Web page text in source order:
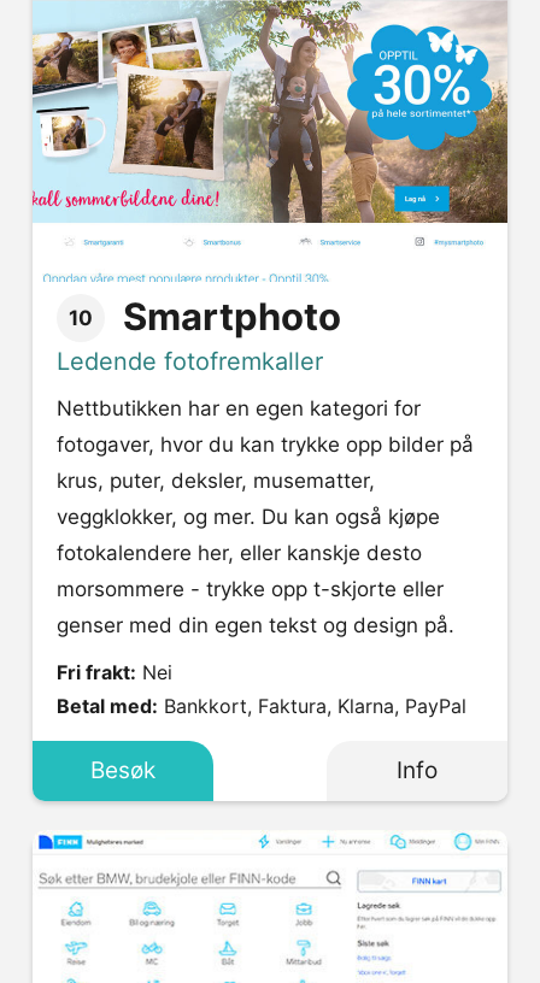
10 Smartphoto
Ledende fotofremkaller
Nettbutikken har en egen kategori for
fotogaver, hvor du kan trykke opp bilder på
krus, puter, deksler, musematter,
veggklokker, og mer. Du kan også kjøpe
fotokalendere her, eller kanskje desto
morsommere - trykke opp t-skjorte eller
genser med din egen tekst og design på.
Fri frakt: Nei
Betal med: Bankkort, Faktura, Klarna, PayPal
Besøk Info